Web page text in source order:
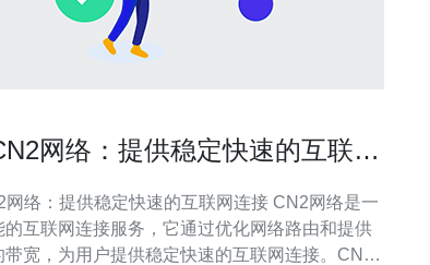
网络：提供稳定快速的互联网
：提供稳定快速的互联网连接 CN2网络是一
的互联网连接服务，它通过优化网络路由和提供
带宽，为用户提供稳定快速的互联网连接。CN2